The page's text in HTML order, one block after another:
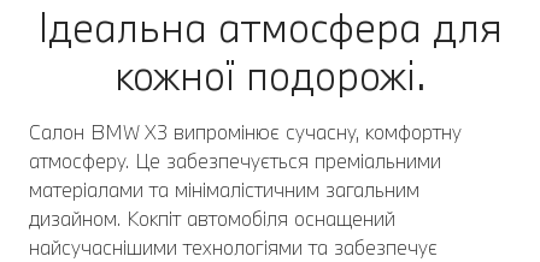
Ідеальна атмосфера для
кожної подорожі.
Салон BMW X3 випромінює сучасну, комфортну
атмосферу. Це забезпечується преміальними
матеріалами та мінімалістичним загальним
дизайном. Кокпіт автомобіля оснащений
найсучаснішими технологіями та забезпечує